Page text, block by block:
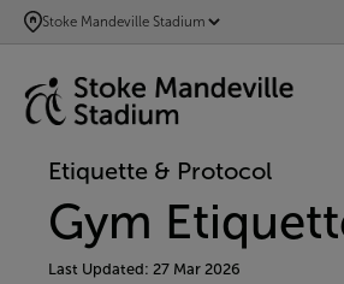
SKIP
TO
CONTENT
Stoke Mandeville Stadium
Etiquette & Protocol
Gym
Last Updated: 27 Mar 2026